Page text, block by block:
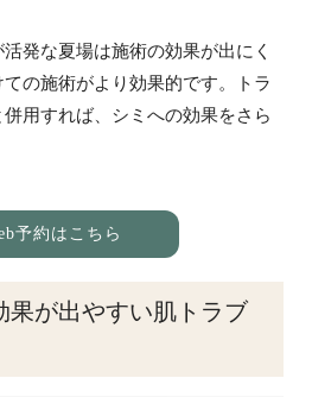
発な夏場は施術の効果が出にく
の施術がより効果的です。トラ
用すれば、シミへの効果をさら
予約はこちら
果が出やすい肌トラブ